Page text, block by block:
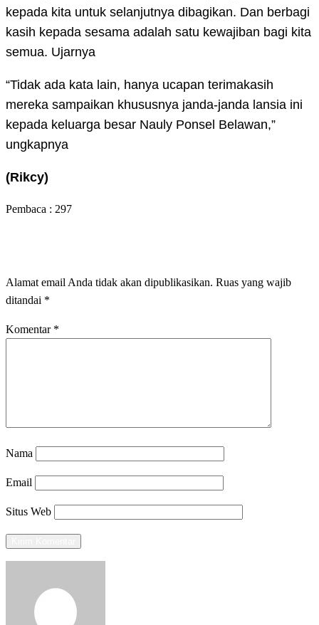
kepada kita untuk selanjutnya dibagikan. Dan berbagi
kasih kepada sesama adalah satu kewajiban bagi kita
semua. Ujarnya
“Tidak ada kata lain, hanya ucapan terimakasih
mereka sampaikan khususnya janda-janda lansia ini
kepada keluarga besar Nauly Ponsel Belawan,”
ungkapnya
(Rikcy)
Pembaca : 297
Alamat email Anda tidak akan dipublikasikan. Ruas yang wajib
ditandai *
Komentar *
Nama
Email
Situs Web